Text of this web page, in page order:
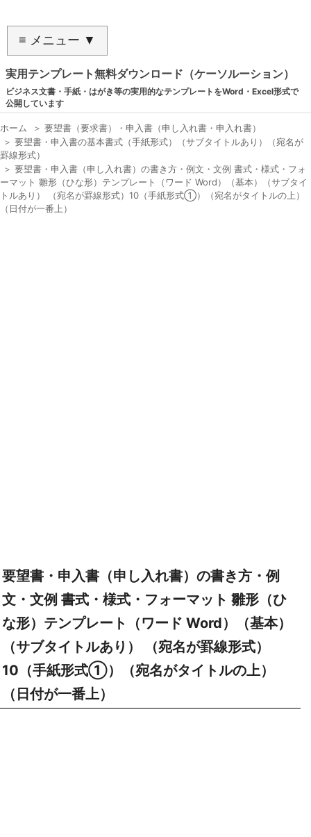
≡ メニュー ▼
実用テンプレート無料ダウンロード（ケーソルーション）
ビジネス文書・手紙・はがき等の実用的なテンプレートをWord・Excel形式で
公開しています
ホーム ＞ 要望書（要求書）・申入書（申し入れ書・申入れ書）
＞ 要望書・申入書の基本書式（手紙形式）（サブタイトルあり）（宛名が
罫線形式）
＞ 要望書・申入書（申し入れ書）の書き方・例文・文例 書式・様式・フォ
ーマット 雛形（ひな形）テンプレート（ワード Word）（基本）（サブタイ
トルあり） （宛名が罫線形式）10（手紙形式①）（宛名がタイトルの上）
（日付が一番上）
要望書・申入書（申し入れ書）の書き方・例
文・文例 書式・様式・フォーマット 雛形（ひ
な形）テンプレート（ワード Word）（基本）
（サブタイトルあり） （宛名が罫線形式）
10（手紙形式①）（宛名がタイトルの上）
（日付が一番上）